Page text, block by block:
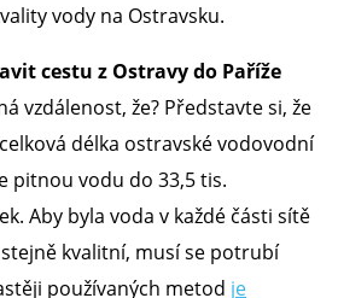
vody na Ostravsku.
cestu z Ostravy do Paříže
vzdálenost, že? Představte si, že
délka ostravské vodovodní
pitnou vodu do 33,5 tis.
Aby byla voda v každé části sítě
kvalitní, musí se potrubí
používaných metod je